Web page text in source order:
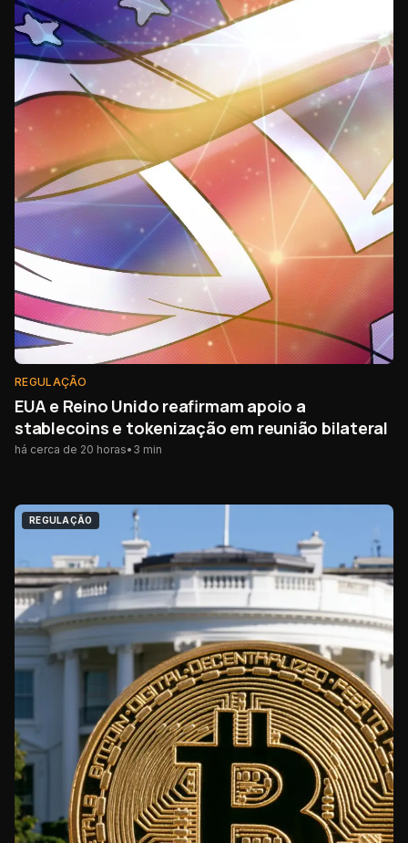
REGULAÇÃO
EUA e Reino Unido reafirmam apoio a
stablecoins e tokenização em reunião bilateral
há cerca de 20 horas• 3 min
REGULAÇÃO